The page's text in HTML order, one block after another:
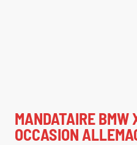
MANDATAIRE BMW
OCCASION